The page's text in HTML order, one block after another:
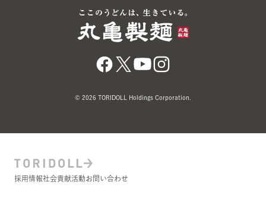
© 2026 TORIDOLL Holdings Corporation.
採用情報社会貢献活動お問い合わせ